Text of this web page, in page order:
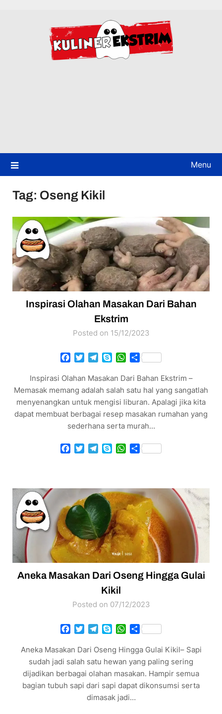
Menu
Tag: Oseng Kikil
Inspirasi Olahan Masakan Dari Bahan
Ekstrim
Posted on 15/12/2023
Facebook
TwitterTelegram
SkypeWhatsApp
Share
Inspirasi Olahan Masakan Dari Bahan Ekstrim –
Memasak memang adalah salah satu hal yang sangatlah
menyenangkan untuk mengisi liburan. Apalagi jika kita
dapat membuat berbagai resep masakan rumahan yang
sederhana serta murah…
Facebook
TwitterTelegram
SkypeWhatsApp
Share
Aneka Masakan Dari Oseng Hingga Gulai
Kikil
Posted on 07/12/2023
Facebook
TwitterTelegram
SkypeWhatsApp
Share
Aneka Masakan Dari Oseng Hingga Gulai Kikil– Sapi
sudah jadi salah satu hewan yang paling sering
dijadikan berbagai olahan masakan. Hampir semua
bagian tubuh sapi dari sapi dapat dikonsumsi serta
dimasak jadi…